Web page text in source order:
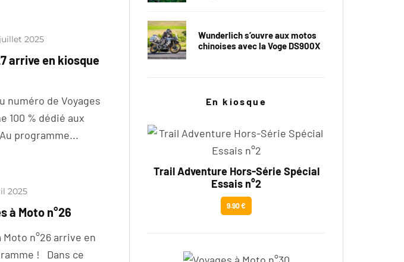
2025
arrive en kiosque
numéro de Voyages
100 % dédié aux
programme...
2025
à Moto n°26
Moto n°26 arrive en
! Dans ce
Wunderlich s’ouvre aux motos
chinoises avec la Voge DS900X
En kiosque
Trail Adventure Hors-Série Spécial
Essais n°2
9.90 €